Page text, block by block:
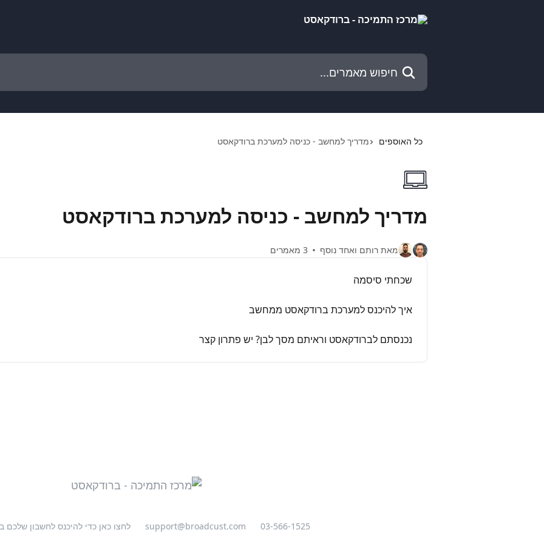
חיפוש מאמרים...
כל האוספים מדריך למחשב - כניסה למערכת ברודקאסט
מדריך למחשב - כניסה למערכת ברודקאסט
מאת רותם ואחד נוסף 3 מאמרים
שכחתי סיסמה
איך להיכנס למערכת ברודקאסט ממחשב
נכנסתם לברודקאסט וראיתם מסך לבן? יש פתרון קצר
03-566-1525
support@broadcust.com לחצו כאן כדי להיכנס לחשבון שלכם